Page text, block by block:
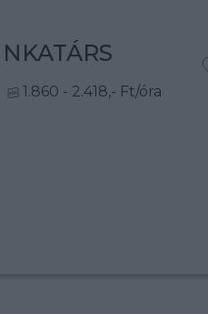
1.860 - 2.418,- Ft/óra